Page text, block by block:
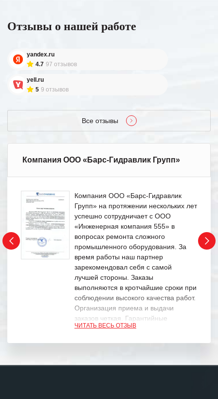
Отзывы о нашей работе
yandex.ru
4.7 97 отзывов
yell.ru
5 9 отзывов
Все отзывы
Компания ООО «Барс-Гидравлик Групп»
Компания ООО «Барс-Гидравлик
Групп» на протяжении нескольких лет
успешно сотрудничает с ООО
«Инженерная компания 555» в
вопросах ремонта сложного
промышленного оборудования. За
время работы наш партнер
зарекомендовал себя с самой
лучшей стороны. Заказы
выполняются в кротчайшие сроки при
соблюдении высокого качества работ.
Организация приема и выдачи
заказов четкая. Гарантийные
обязательства выполняются в
ЧИТАТЬ ВЕСЬ ОТЗЫВ